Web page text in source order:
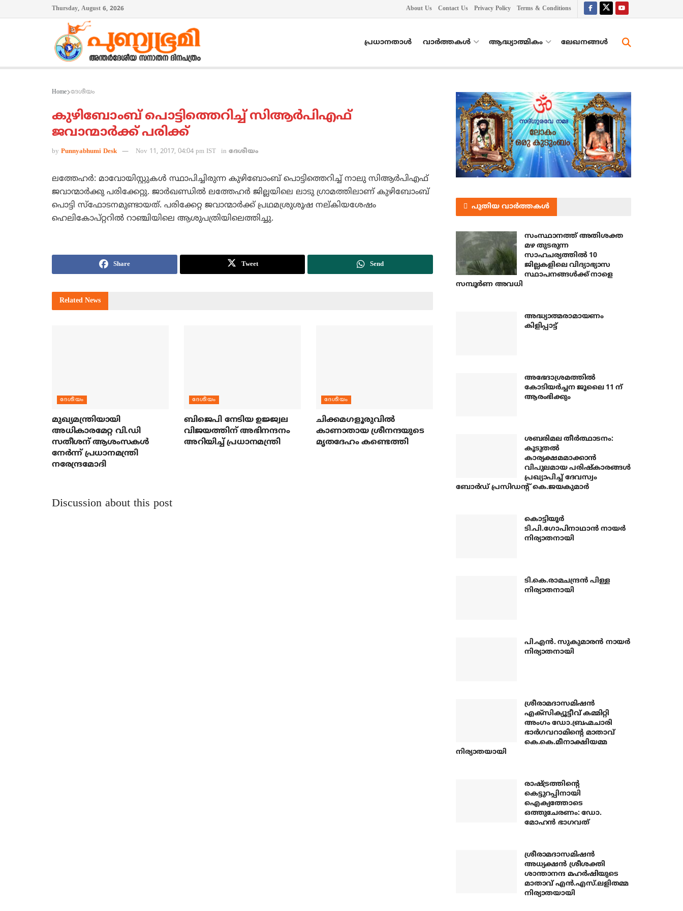
Thursday, August 6, 2026 About Us Contact Us Privacy Policy Terms & Conditions
പ്രധാനതാൾ വാർത്തകൾ ആദ്ധ്യാത്മികം ലേഖനങ്ങള്‍
Home ദേശീയം
കുഴിബോംബ് പൊട്ടിത്തെറിച്ച് സിആര്‍പിഎഫ്
ജവാന്മാര്‍ക്ക് പരിക്ക്
by Punnyabhumi Desk Nov 11, 2017, 04:04 pm IST in ദേശീയം
ലത്തേഹര്‍: മാവോയിസ്റ്റുകള്‍ സ്ഥാപിച്ചിരുന്ന കുഴിബോംബ് പൊട്ടിത്തെറിച്ച് നാലു സിആര്‍പിഎഫ്
ജവാന്മാര്‍ക്കു പരിക്കേറ്റു. ജാര്‍ഖണ്ഡില്‍ ലത്തേഹര്‍ ജില്ലയിലെ ലാടു ഗ്രാമത്തിലാണ് കുഴിബോംബ്
പൊട്ടി സ്‌ഫോടനമുണ്ടായത്. പരിക്കേറ്റ ജവാന്മാര്‍ക്ക് പ്രഥമശ്രുശൂഷ നല്കിയശേഷം
ഹെലികോപ്റ്ററില്‍ റാഞ്ചിയിലെ ആശുപത്രിയിലെത്തിച്ചു.
Share Tweet Send
Related News
ദേശീയം
മുഖ്യമന്ത്രിയായി
അധികാരമേറ്റ വി.ഡി
സതീശന് ആശംസകള്‍
നേര്‍ന്ന് പ്രധാനമന്ത്രി
നരേന്ദ്രമോദി
ദേശീയം
ബിജെപി നേടിയ ഉജ്ജ്വല
വിജയത്തിന് അഭിനന്ദനം
അറിയിച്ച് പ്രധാനമന്ത്രി
ദേശീയം
ചിക്കമഗളൂരുവില്‍
കാണാതായ ശ്രീനന്ദയുടെ
മൃതദേഹം കണ്ടെത്തി
Discussion about this post
പുതിയ വാർത്തകൾ
സംസ്ഥാനത്ത് അതിശക്ത
മഴ തുടരുന്ന
സാഹചര്യത്തിൽ 10
ജില്ലകളിലെ വിദ്യാഭ്യാസ
സ്ഥാപനങ്ങൾക്ക് നാളെ
സമ്പൂർണ അവധി
അദ്ധ്യാത്മരാമായണം
കിളിപ്പാട്ട്
അഭേദാശ്രമത്തില്‍
കോടിയര്‍ച്ചന ജൂലൈ 11 ന്
ആരംഭിക്കും
ശബരിമല തീര്‍ത്ഥാടനം:
കൂടുതല്‍
കാര്യക്ഷമമാക്കാന്‍
വിപുലമായ പരിഷ്‌കാരങ്ങള്‍
പ്രഖ്യാപിച്ച് ദേവസ്വം
ബോര്‍ഡ് പ്രസിഡന്റ് കെ.ജയകുമാര്‍
കൊട്ടിയൂര്‍
ടി.പി.ഗോപിനാഥാന്‍ നായര്‍
നിര്യാതനായി
ടി.കെ.രാമചന്ദ്രന്‍ പിള്ള
നിര്യാതനായി
പി.എന്‍. സുകുമാരന്‍ നായര്‍
നിര്യാതനായി
ശ്രീരാമദാസമിഷന്‍
എക്‌സിക്യൂട്ടീവ് കമ്മിറ്റി
അംഗം ഡോ.ബ്രഹ്മചാരി
ഭാര്‍ഗവറാമിന്റെ മാതാവ്
കെ.കെ.മീനാക്ഷിയമ്മ
നിര്യാതയായി
രാഷ്ട്രത്തിന്റെ
കെട്ടുറപ്പിനായി
ഐക്യത്തോടെ
ഒത്തുചേരണം: ഡോ.
മോഹന്‍ ഭാഗവത്
ശ്രീരാമദാസമിഷന്‍
അധ്യക്ഷന്‍ ശ്രീശക്തി
ശാന്താനന്ദ മഹര്‍ഷിയുടെ
മാതാവ് എന്‍.എസ്.ലളിതമ്മ
നിര്യാതയായി